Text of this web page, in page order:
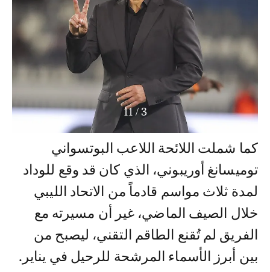
3
/
11
كما شملت اللائحة اللاعب البوتسواني
توميسانغ أوريبوني، الذي كان قد وقع للوداد
لمدة ثلاث مواسم قادماً من الاتحاد الليبي
خلال الصيف الماضي، غير أن مسيرته مع
الفريق لم تُقنع الطاقم التقني، ليصبح من
بين أبرز الأسماء المرشحة للرحيل في يناير.